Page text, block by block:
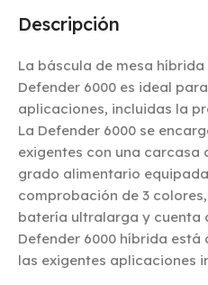
Descripción
La báscula de mesa
Defender 6000 es ideal
aplicaciones, incluidas la
La Defender 6000 se
exigentes con una
grado alimentario
comprobación de 3
batería ultralarga y cuenta
Defender 6000 híbrida
las exigentes aplicaciones